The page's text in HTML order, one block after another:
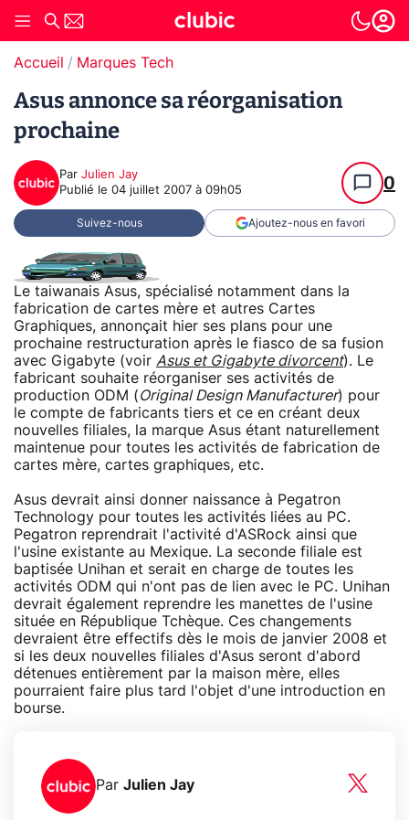
Accueil Marques Tech
Asus annonce sa réorganisation
prochaine
Par Julien Jay
Publié le 04 juillet 2007 à 09h05 0
Suivez-nous Ajoutez-nous en favori
Le taiwanais Asus, spécialisé notamment dans la
fabrication de cartes mère et autres Cartes
Graphiques, annonçait hier ses plans pour une
prochaine restructuration après le fiasco de sa fusion
avec Gigabyte (voir Asus et Gigabyte divorcent). Le
fabricant souhaite réorganiser ses activités de
production ODM (Original Design Manufacturer) pour
le compte de fabricants tiers et ce en créant deux
nouvelles filiales, la marque Asus étant naturellement
maintenue pour toutes les activités de fabrication de
cartes mère, cartes graphiques, etc.
Asus devrait ainsi donner naissance à Pegatron
Technology pour toutes les activités liées au PC.
Pegatron reprendrait l'activité d'ASRock ainsi que
l'usine existante au Mexique. La seconde filiale est
baptisée Unihan et serait en charge de toutes les
activités ODM qui n'ont pas de lien avec le PC. Unihan
devrait également reprendre les manettes de l'usine
située en République Tchèque. Ces changements
devraient être effectifs dès le mois de janvier 2008 et
si les deux nouvelles filiales d'Asus seront d'abord
détenues entièrement par la maison mère, elles
pourraient faire plus tard l'objet d'une introduction en
bourse.
Par Julien Jay